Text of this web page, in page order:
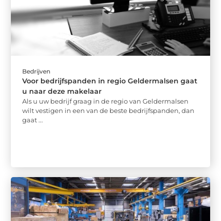
Bedrijven
Voor bedrijfspanden in regio Geldermalsen gaat
u naar deze makelaar
Als u uw bedrijf graag in de regio van Geldermalsen
wilt vestigen in een van de beste bedrijfspanden, dan
gaat ...